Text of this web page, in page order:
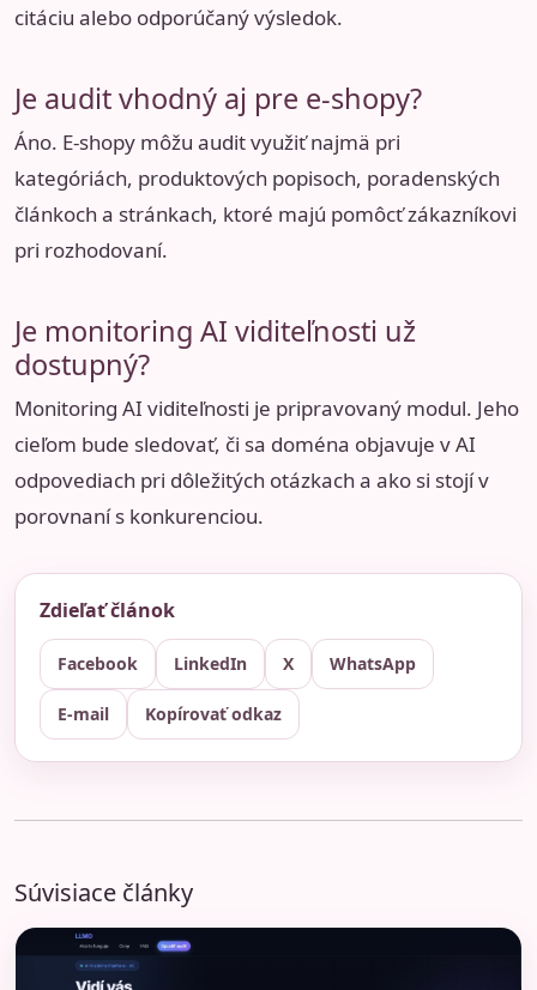
citáciu alebo odporúčaný výsledok.
Je audit vhodný aj pre e-shopy?
Áno. E-shopy môžu audit využiť najmä pri
kategóriách, produktových popisoch, poradenských
článkoch a stránkach, ktoré majú pomôcť zákazníkovi
pri rozhodovaní.
Je monitoring AI viditeľnosti už
dostupný?
Monitoring AI viditeľnosti je pripravovaný modul. Jeho
cieľom bude sledovať, či sa doména objavuje v AI
odpovediach pri dôležitých otázkach a ako si stojí v
porovnaní s konkurenciou.
Zdieľať článok
Facebook LinkedIn X WhatsApp
E-mail Kopírovať odkaz
Súvisiace články